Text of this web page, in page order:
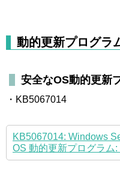
動的更新プログラ
安全なOS動的更新
・KB5067014
KB5067014: Windows
OS 動的更新プログラム: